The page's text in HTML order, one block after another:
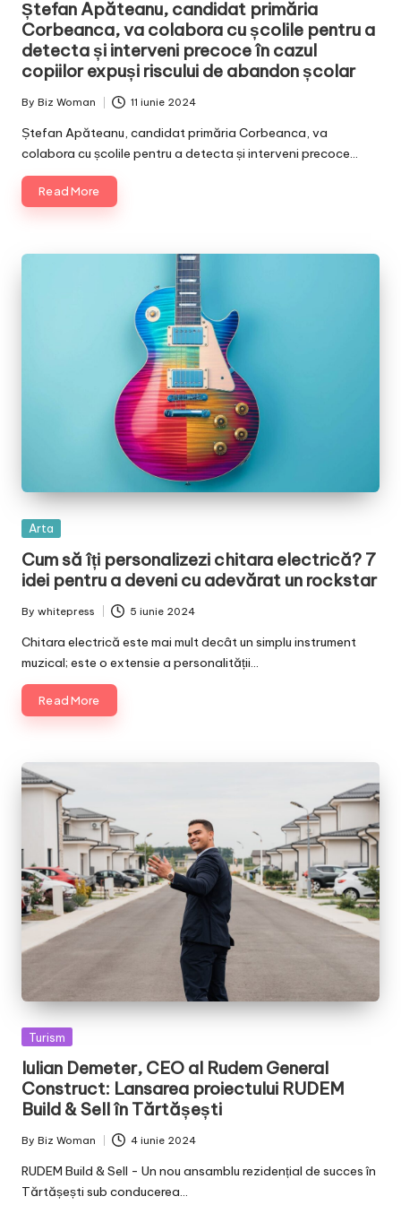
Ștefan Apăteanu, candidat primăria
Corbeanca, va colabora cu școlile pentru a
detecta și interveni precoce în cazul
copiilor expuși riscului de abandon școlar
Posted
by
By Biz Woman 11 iunie 2024
Ștefan Apăteanu, candidat primăria Corbeanca, va
colabora cu școlile pentru a detecta și interveni precoce…
Read More
Posted
Arta
Cum să îți personalizezi chitara electrică? 7
idei pentru a deveni cu adevărat un rockstar
Posted
by
By whitepress 5 iunie 2024
Chitara electrică este mai mult decât un simplu instrument
muzical; este o extensie a personalității…
Read More
Posted
Turism
Iulian Demeter, CEO al Rudem General
Construct: Lansarea proiectului RUDEM
Build & Sell în Tărtășești
Posted
by
By Biz Woman 4 iunie 2024
RUDEM Build & Sell - Un nou ansamblu rezidențial de succes în
Tărtășești sub conducerea…